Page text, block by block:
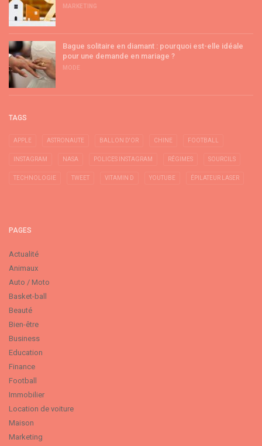
MARKETING
Bague solitaire en diamant : pourquoi est-elle idéale
pour une demande en mariage ?
MODE
TAGS
APPLE ASTRONAUTE BALLON D'OR CHINE FOOTBALL
INSTAGRAM NASA POLICES INSTAGRAM RÉGIMES SOURCILS
TECHNOLOGIE TWEET VITAMIN D YOUTUBE ÉPILATEUR LASER
PAGES
Actualité
Animaux
Auto / Moto
Basket-ball
Beauté
Bien-être
Business
Education
Finance
Football
Immobilier
Location de voiture
Maison
Marketing